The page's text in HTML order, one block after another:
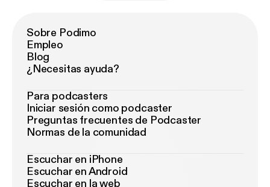
Sobre Podimo
Empleo
Blog
¿Necesitas ayuda?
Para podcasters
Iniciar sesión como podcaster
Preguntas frecuentes de Podcaster
Normas de la comunidad
Escuchar en iPhone
Escuchar en Android
Escuchar en la web